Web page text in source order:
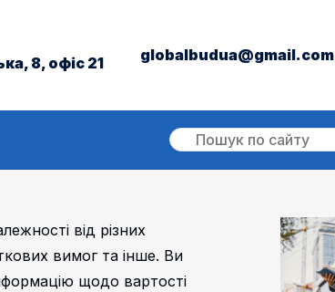
8, офіс 21
globalbudua@gmail.com
від різних
вимог та інше. Ви
щодо вартості